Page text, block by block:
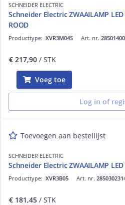
SCHNEIDER ELECTRIC
Schneider Electric ZWAAILAMP LED
ROOD
Art. nr.
Producttype: XVR3M04S
€ 217,90 / STK
Voeg toe
Log in of
Toevoegen aan bestellijst
SCHNEIDER ELECTRIC
Schneider Electric ZWAAILAMP LED
Art. nr.
Producttype: XVR3B05
€ 181,45 / STK